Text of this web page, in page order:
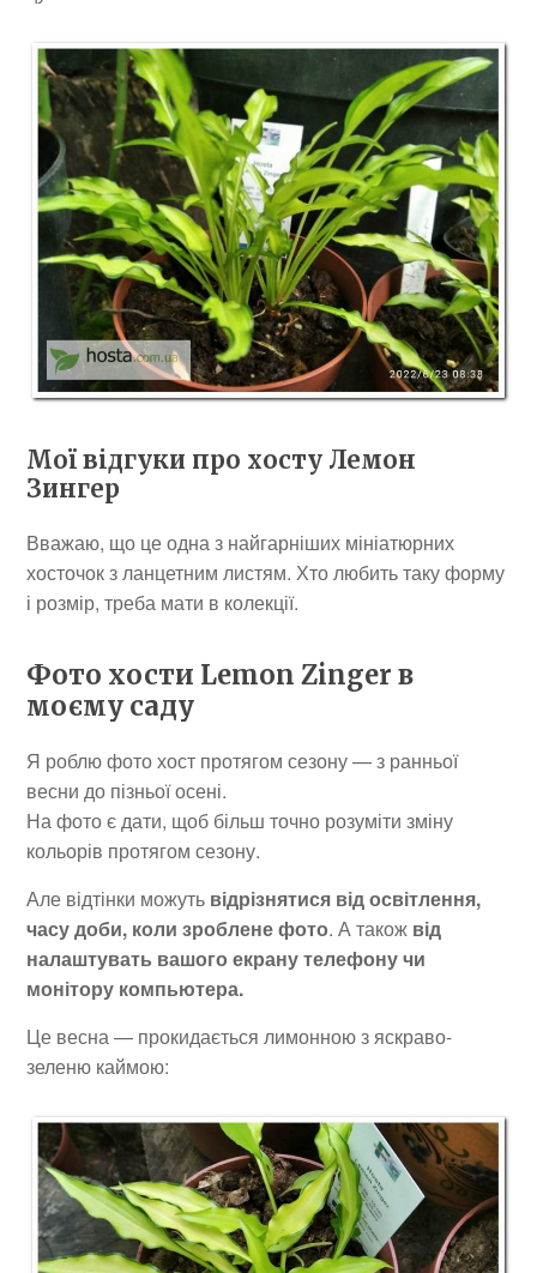
Мої відгуки про хосту Лемон
Зингер
Вважаю, що це одна з найгарніших мініатюрних
хосточок з ланцетним листям. Хто любить таку форму
і розмір, треба мати в колекції.
Фото хости Lemon Zinger в
моєму саду
Я роблю фото хост протягом сезону — з ранньої
весни до пізньої осені.
На фото є дати, щоб більш точно розуміти зміну
кольорів протягом сезону.
Але відтінки можуть відрізнятися від освітлення,
часу доби, коли зроблене фото. А також від
налаштувать вашого екрану телефону чи
монітору компьютера.
Це весна — прокидається лимонною з яскраво-
зеленю каймою: